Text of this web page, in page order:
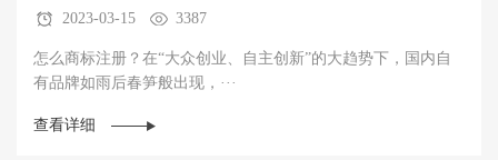
2023-03-15 3387
怎么商标注册？在“大众创业、自主创新”的大趋势下，国内自
有品牌如雨后春笋般出现，···
查看详细